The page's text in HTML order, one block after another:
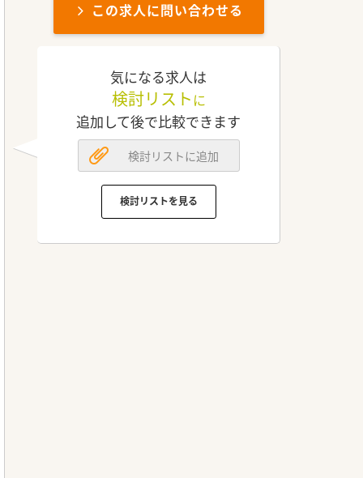
この求人に問い合わせる
気になる求人は
検討リスト に
追加して後で比較できます
検討リストに追加
検討リストを見る